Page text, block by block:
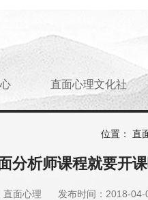
直面心理文化社
位置： 直
分析师课程就要开
直面心理 发布时间：2018-